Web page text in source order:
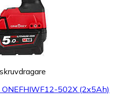
502X (2x5Ah)